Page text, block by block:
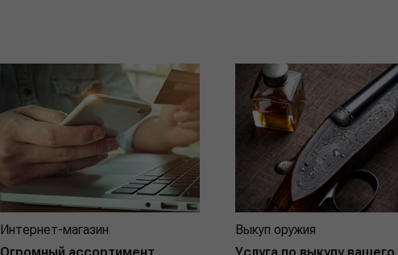
Интернет-магазин
Выкуп оружия